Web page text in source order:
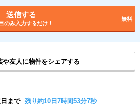
送信する
のみ入力するだけ！
無料
や友人に物件をシェアする
まで 残り約10日7時間53分6秒